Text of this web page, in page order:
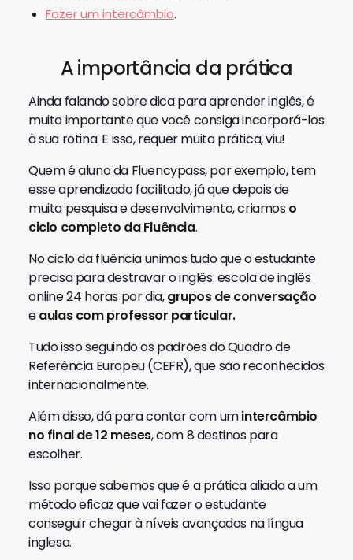
Fazer um intercâmbio.
A importância da prática
Ainda falando sobre dica para aprender inglês, é
muito importante que você consiga incorporá-los
à sua rotina. E isso, requer muita prática, viu!
Quem é aluno da Fluencypass, por exemplo, tem
esse aprendizado facilitado, já que depois de
muita pesquisa e desenvolvimento, criamoso
ciclo completo da Fluência.
No ciclo da fluência unimos tudo que o estudante
precisa para destravar o inglês: escola de inglês
online 24 horas por dia,grupos de conversação
eaulas com professor particular.
Tudo isso seguindo os padrões do Quadro de
Referência Europeu (CEFR), que são reconhecidos
internacionalmente.
Além disso, dá para contar com umintercâmbio
no final de 12 meses, com 8 destinos para
escolher.
Isso porque sabemos que é a prática aliada a um
método eficaz que vai fazer o estudante
conseguir chegar à níveis avançados na língua
inglesa.